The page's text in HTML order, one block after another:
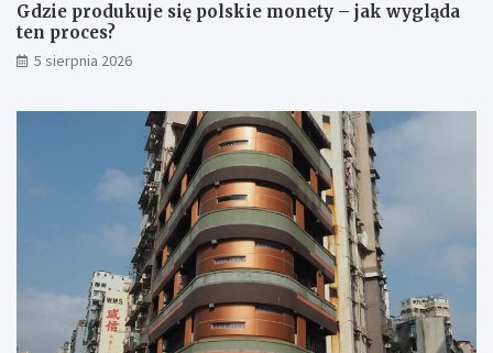
Gdzie produkuje się polskie monety – jak wygląda
ten proces?
5 sierpnia 2026